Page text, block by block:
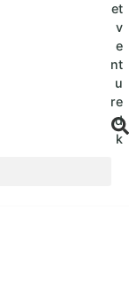
et
v
e
nt
u
re
.d
k